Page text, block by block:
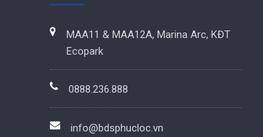
MAA11 & MAA12A, Marina Arc, KĐT
Ecopark
0888.236.888
info@bdsphucloc.vn